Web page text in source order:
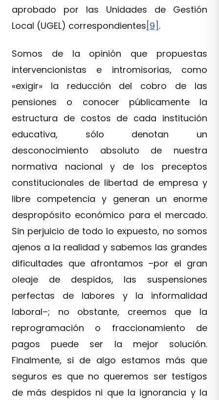
aprobado por las Unidades de Gestión
Local (UGEL) correspondientes [9] .
Somos de la opinión que propuestas
intervencionistas e intromisorias, como
«exigir» la reducción del cobro de las
pensiones o conocer públicamente la
estructura de costos de cada institución
educativa, sólo denotan un
desconocimiento absoluto de nuestra
normativa nacional y de los preceptos
constitucionales de libertad de empresa y
libre competencia y generan un enorme
despropósito económico para el mercado.
Sin perjuicio de todo lo expuesto, no somos
ajenos a la realidad y sabemos las grandes
dificultades que afrontamos –por el gran
oleaje de despidos, las suspensiones
perfectas de labores y la informalidad
laboral–; no obstante, creemos que la
reprogramación o fraccionamiento de
pagos puede ser la mejor solución.
Finalmente, si de algo estamos más que
seguros es que no queremos ser testigos
de más despidos ni que la ignorancia y la